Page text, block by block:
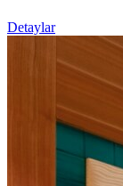
Detaylar